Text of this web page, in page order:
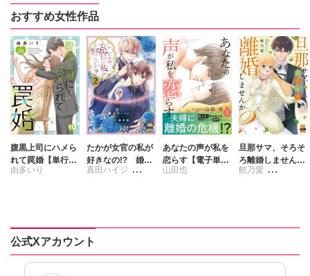
おすすめ女性作品
腹黒上司にハメら
れて罠婚【単行本
版】【電子書店限
由多いり
たかが女官の私が
好きなの!? 婚約
破棄された姫様を
付き】
真田ハイジ
あなたの声が私を
恋らす【電子単行
本版】3
山田也
旦那サマ、そろそ
ろ離婚しません
か？【単行本版】
館乃愛
公式Xアカウント